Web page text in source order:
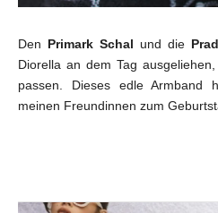
Den Primark Schal und die
Diorella an dem Tag
passen. Dieses edle Armband
meinen Freundinnen zum